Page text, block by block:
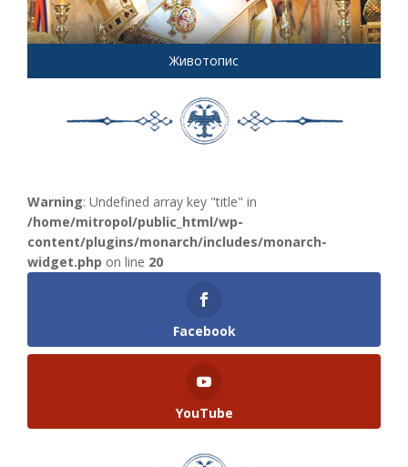
Животопис
Warning: Undefined array key "title" in
/home/mitropol/public_html/wp-
content/plugins/monarch/includes/monarch-
widget.php on line 20
Facebook
YouTube